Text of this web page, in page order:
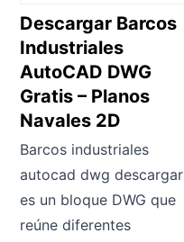
Descargar Barcos
Industriales
AutoCAD DWG
Gratis – Planos
Navales 2D
Barcos industriales
autocad dwg descargar
es un bloque DWG que
reúne diferentes